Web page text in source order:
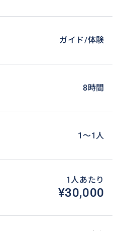
。
ガイド/体験
8時間
1〜1人
1人あたり
¥30,000